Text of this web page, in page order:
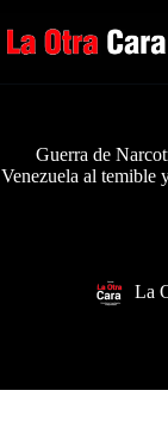
al
contenido
Guerra de
Venezuela al temible
La